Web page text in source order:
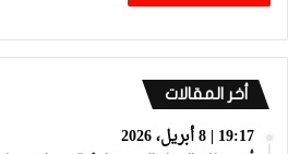
أخر المقالات
19:17 | 8 أبريل، 2026